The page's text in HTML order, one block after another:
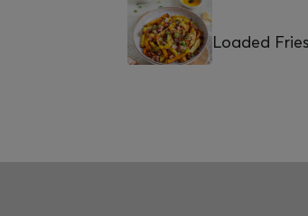
Loaded Fries